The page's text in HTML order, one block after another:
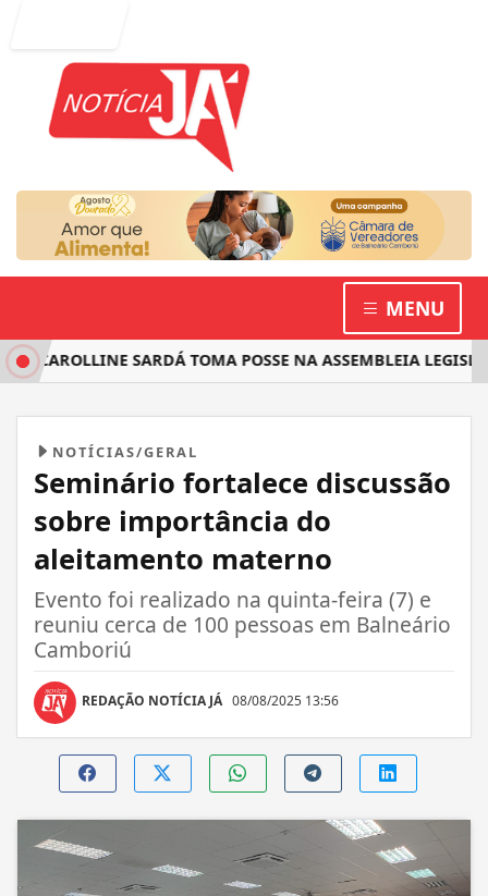
MENU
SARDÁ TOMA POSSE NA ASSEMBLEIA
NOTÍCIAS/GERAL
Seminário fortalece discussão
sobre importância do
aleitamento materno
Evento foi realizado na quinta-feira (7) e
reuniu cerca de 100 pessoas em Balneário
Camboriú
REDAÇÃO NOTÍCIA JÁ 08/08/2025 13:56